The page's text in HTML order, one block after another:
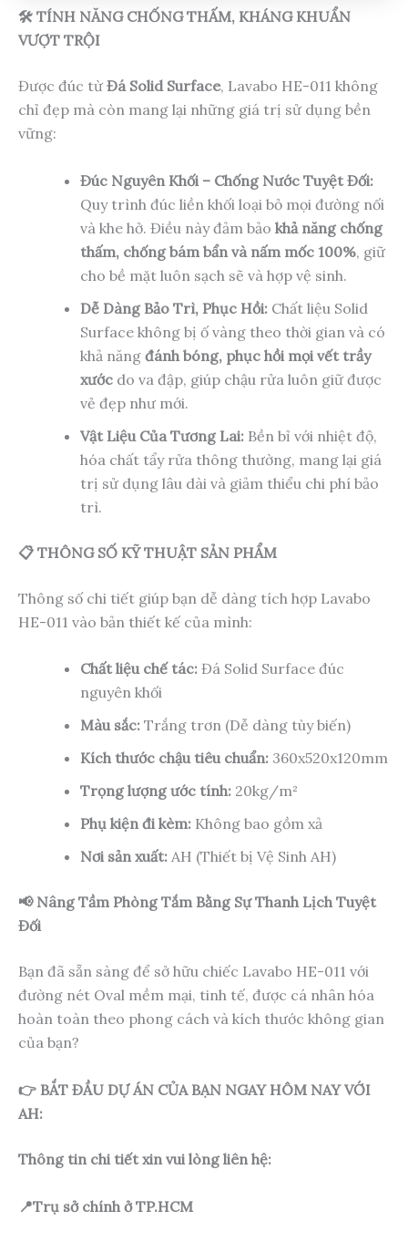
🛠️ TÍNH NĂNG CHỐNG THẤM, KHÁNG KHUẨN
VƯỢT TRỘI
Được đúc từ Đá Solid Surface, Lavabo HE-011 không
chỉ đẹp mà còn mang lại những giá trị sử dụng bền
vững:
Đúc Nguyên Khối – Chống Nước Tuyệt Đối:
Quy trình đúc liền khối loại bỏ mọi đường nối
và khe hở. Điều này đảm bảo khả năng chống
thấm, chống bám bẩn và nấm mốc 100%, giữ
cho bề mặt luôn sạch sẽ và hợp vệ sinh.
Dễ Dàng Bảo Trì, Phục Hồi: Chất liệu Solid
Surface không bị ố vàng theo thời gian và có
khả năng đánh bóng, phục hồi mọi vết trầy
xước do va đập, giúp chậu rửa luôn giữ được
vẻ đẹp như mới.
Vật Liệu Của Tương Lai: Bền bỉ với nhiệt độ,
hóa chất tẩy rửa thông thường, mang lại giá
trị sử dụng lâu dài và giảm thiểu chi phí bảo
trì.
📋 THÔNG SỐ KỸ THUẬT SẢN PHẨM
Thông số chi tiết giúp bạn dễ dàng tích hợp Lavabo
HE-011 vào bản thiết kế của mình:
Chất liệu chế tác: Đá Solid Surface đúc
nguyên khối
Màu sắc: Trắng trơn (Dễ dàng tùy biến)
Kích thước chậu tiêu chuẩn: 360x520x120mm
Trọng lượng ước tính: 20kg/m²
Phụ kiện đi kèm: Không bao gồm xả
Nơi sản xuất: AH (Thiết bị Vệ Sinh AH)
📢 Nâng Tầm Phòng Tắm Bằng Sự Thanh Lịch Tuyệt
Đối
Bạn đã sẵn sàng để sở hữu chiếc Lavabo HE-011 với
đường nét Oval mềm mại, tinh tế, được cá nhân hóa
hoàn toàn theo phong cách và kích thước không gian
của bạn?
👉 BẮT ĐẦU DỰ ÁN CỦA BẠN NGAY HÔM NAY VỚI
AH:
Thông tin chi tiết xin vui lòng liên hệ:
📍Trụ sở chính ở TP.HCM